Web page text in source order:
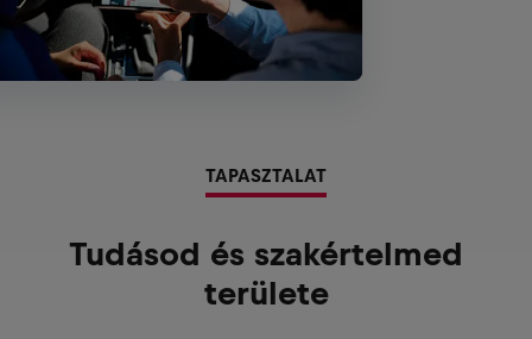
TAPASZTALAT
Tudásod és szakértelmed
területe